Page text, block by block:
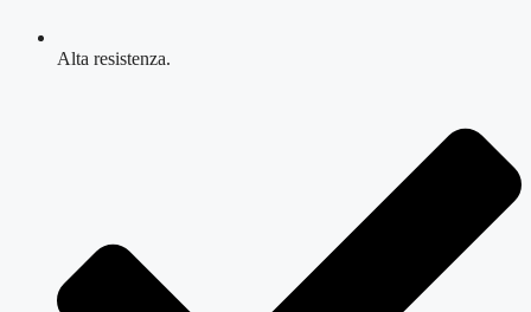
Alta resistenza.